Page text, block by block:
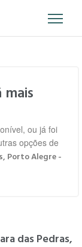
ou já foi
opções de
Porto Alegre -
das Pedras,